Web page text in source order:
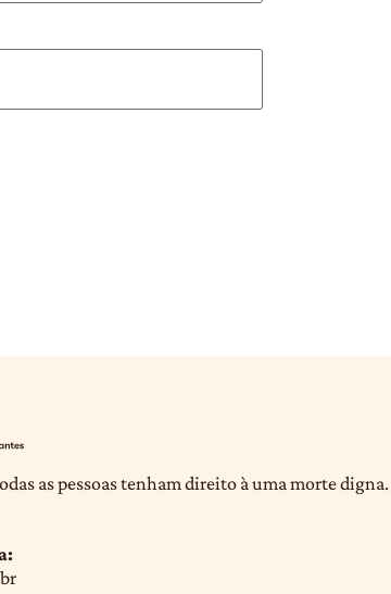
as pessoas tenham direito à uma morte digna.